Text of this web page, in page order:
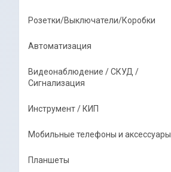
Розетки/Выключатели/Коробки
Автоматизация
Видеонаблюдение / СКУД /
Сигнализация
Инструмент / КИП
Мобильные телефоны и аксессуары
Планшеты